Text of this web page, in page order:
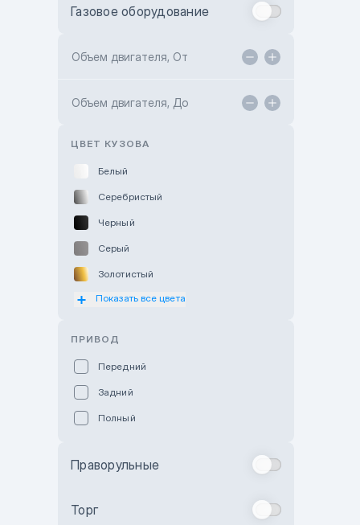
Toyota Kokshetau
Hyundai ShymCity
Газовое оборудование
Объем двигателя, От
Объем двигателя, До
ЦВЕТ КУЗОВА
Белый
Серебристый
Черный
Серый
Золотистый
Оранжевый
Показать все цвета
ПРИВОД
Передний
Задний
Полный
Праворульные
Торг